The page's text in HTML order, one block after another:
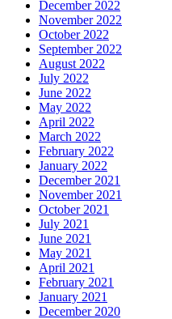
December 2022
November 2022
October 2022
September 2022
August 2022
July 2022
June 2022
May 2022
April 2022
March 2022
February 2022
January 2022
December 2021
November 2021
October 2021
July 2021
June 2021
May 2021
April 2021
February 2021
January 2021
December 2020